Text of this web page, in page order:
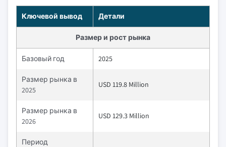
Ключевой вывод Детали
Размер и рост рынка
Базовый год 2025
Размер рынка в
2025
USD 119.8 Million
Размер рынка в
2026
USD 129.3 Million
Период